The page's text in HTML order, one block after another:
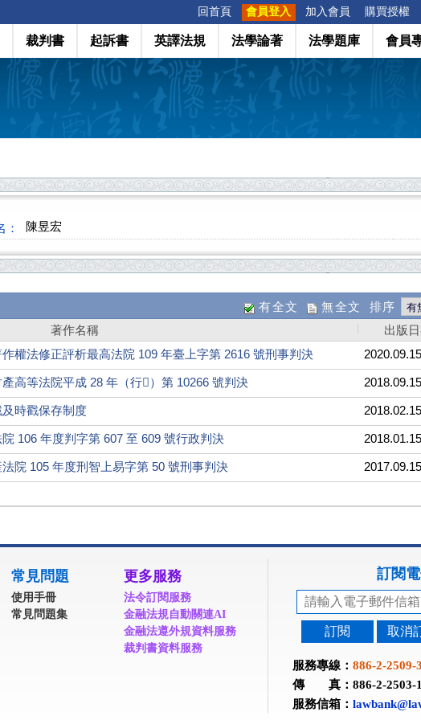
回首頁 會員登入 加入會員 購買授權
裁判書 起訴書 英譯法規 法學論著 法學題庫 會員
： 陳昱宏
有全文 無全文 排序
著作名稱
出版
權法修正評析最高法院 109 年臺上字第 2616 號刑事判決 2020.09.15
高等法院平成 28 年（行）第 10266 號判決 2018.09.15
時戳保存制度 2018.02.15
106 年度判字第 607 至 609 號行政判決 2018.01.15
院 105 年度刑智上易字第 50 號刑事判決 2017.09.15
常見問題
使用手冊
常見問題集
更多服務
法令訂閱服務
金融法規自動關連AI
金融法遵外規資料服務
裁判書資料服務
訂閱
訂閱 取消
服務專線： 886-2-2509-
傳 真：886-2-2503-
服務信箱：